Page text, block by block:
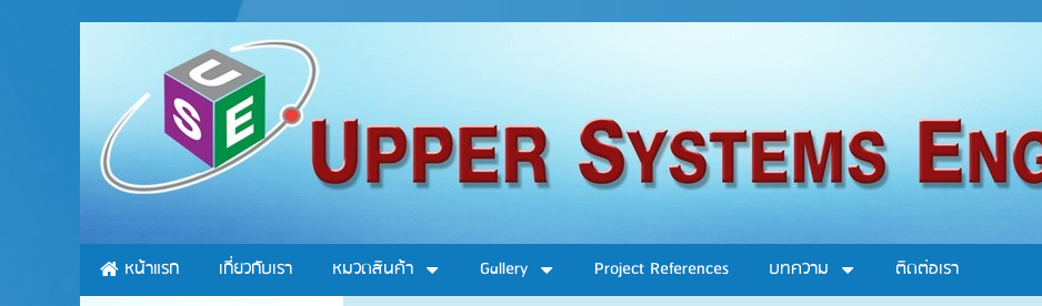
หน้าแรก เกี่ยวกับเรา หมวดสินค้า Gallery Project References บทความ ติดต่อเรา